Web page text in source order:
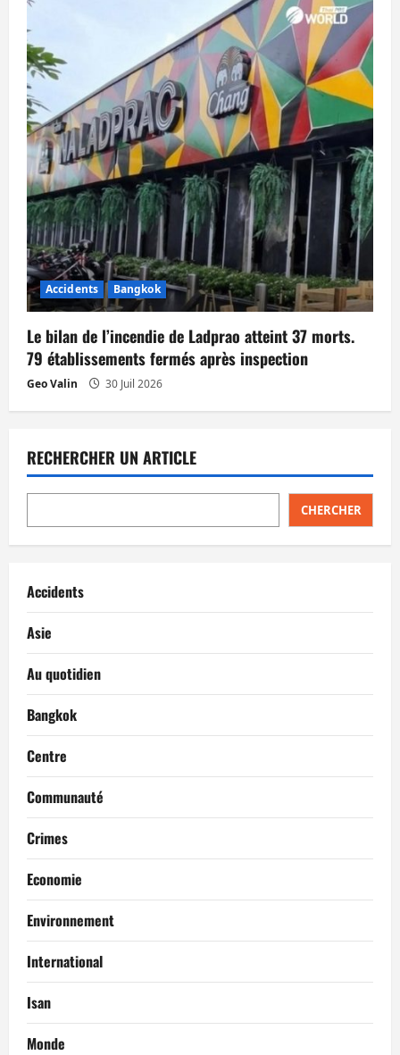
Accidents Bangkok
Le bilan de l’incendie de Ladprao atteint 37 morts.
79 établissements fermés après inspection
Geo Valin 30 Juil 2026
RECHERCHER UN ARTICLE
CHERCHER
Accidents
Asie
Au quotidien
Bangkok
Centre
Communauté
Crimes
Economie
Environnement
International
Isan
Monde